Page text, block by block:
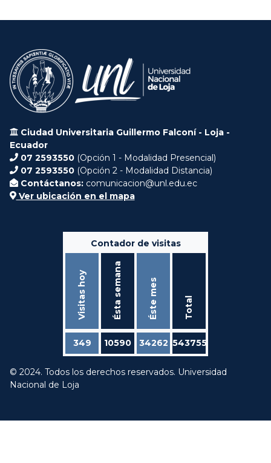
Ciudad Universitaria Guillermo Falconí - Loja -
Ecuador
07 2593550 (Opción 1 - Modalidad Presencial)
07 2593550 (Opción 2 - Modalidad Distancia)
Contáctanos: comunicacion@unl.edu.ec
Ver ubicación en el mapa
Contador de visitas
Visitas hoy Ésta semana Éste mes Total
349 10590 34262 543755
© 2024. Todos los derechos reservados. Universidad
Nacional de Loja